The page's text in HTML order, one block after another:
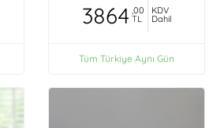
3864 ,00
TL
KDV
Dahil
Tüm Türkiye Aynı Gün